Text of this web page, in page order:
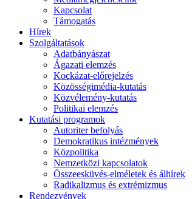
Kapcsolat
Támogatás
Hírek
Szolgáltatások
Adatbányászat
Ágazati elemzés
Kockázat-előrejelzés
Közösségimédia-kutatás
Közvélemény-kutatás
Politikai elemzés
Kutatási programok
Autoriter befolyás
Demokratikus intézmények
Közpolitika
Nemzetközi kapcsolatok
Összeesküvés-elméletek és álhírek
Radikalizmus és extrémizmus
Rendezvények